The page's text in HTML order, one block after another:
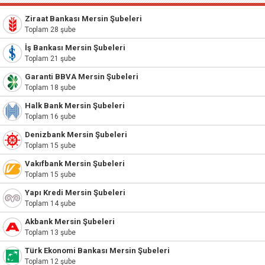
Ziraat Bankası Mersin Şubeleri
Toplam 28 şube
İş Bankası Mersin Şubeleri
Toplam 21 şube
Garanti BBVA Mersin Şubeleri
Toplam 18 şube
Halk Bank Mersin Şubeleri
Toplam 16 şube
Denizbank Mersin Şubeleri
Toplam 15 şube
Vakıfbank Mersin Şubeleri
Toplam 15 şube
Yapı Kredi Mersin Şubeleri
Toplam 14 şube
Akbank Mersin Şubeleri
Toplam 13 şube
Türk Ekonomi Bankası Mersin Şubeleri
Toplam 12 şube